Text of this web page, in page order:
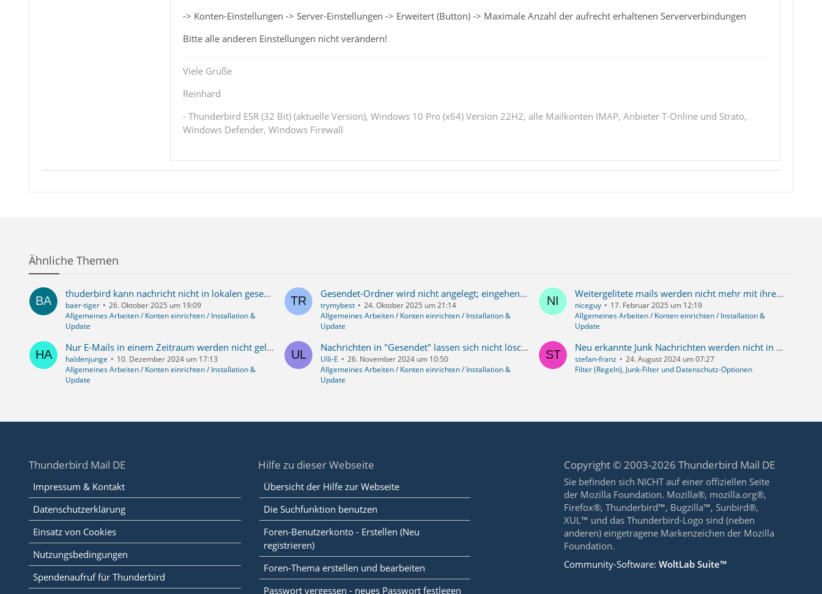
-> Konten-Einstellungen -> Server-Einstellungen -> Erweitert (Button) -> Maximale Anzahl der aufrecht erhaltenen Serververbindungen
Bitte alle anderen Einstellungen nicht verändern!
Viele Grüße
Reinhard
- Thunderbird ESR (32 Bit) (aktuelle Version), Windows 10 Pro (x64) Version 22H2, alle Mailkonten IMAP, Anbieter T-Online und Strato,
Windows Defender, Windows Firewall
Ähnliche Themen
thuderbird kann nachricht nicht in lokalen gesendet-ordner kopieren
baer-tiger
26. Oktober 2025 um 19:09
Allgemeines Arbeiten / Konten einrichten / Installation &
Update
Gesendet-Ordner wird nicht angelegt; eingehende E-Mails werden im Posteingang nicht angezeigt
trymybest
24. Oktober 2025 um 21:14
Allgemeines Arbeiten / Konten einrichten / Installation &
Update
Weitergelitete mails werden nicht mehr mit ihrer mail-Adresse in "Gesendet" angezeigt
niceguy
17. Februar 2025 um 12:19
Allgemeines Arbeiten / Konten einrichten / Installation &
Update
Nur E-Mails in einem Zeitraum werden nicht geladen
haldenjunge
10. Dezember 2024 um 17:13
Allgemeines Arbeiten / Konten einrichten / Installation &
Update
Nachrichten in "Gesendet" lassen sich nicht löschen
Ulli-E
26. November 2024 um 10:50
Allgemeines Arbeiten / Konten einrichten / Installation &
Update
Neu erkannte Junk Nachrichten werden nicht in den Junk Ordner verschoben - 128.1.1esr (64-Bit)
stefan-franz
24. August 2024 um 07:27
Filter (Regeln), Junk-Filter und Datenschutz-Optionen
Thunderbird Mail DE
Impressum & Kontakt
Datenschutzerklärung
Einsatz von Cookies
Nutzungsbedingungen
Spendenaufruf für Thunderbird
Hilfe zu dieser Webseite
Übersicht der Hilfe zur Webseite
Die Suchfunktion benutzen
Foren-Benutzerkonto - Erstellen (Neu
registrieren)
Foren-Thema erstellen und bearbeiten
Passwort vergessen - neues Passwort festlegen
Copyright © 2003-2026 Thunderbird Mail DE
Sie befinden sich NICHT auf einer offiziellen Seite
der Mozilla Foundation. Mozilla®, mozilla.org®,
Firefox®, Thunderbird™, Bugzilla™, Sunbird®,
XUL™ und das Thunderbird-Logo sind (neben
anderen) eingetragene Markenzeichen der Mozilla
Foundation.
Community-Software:WoltLab Suite™